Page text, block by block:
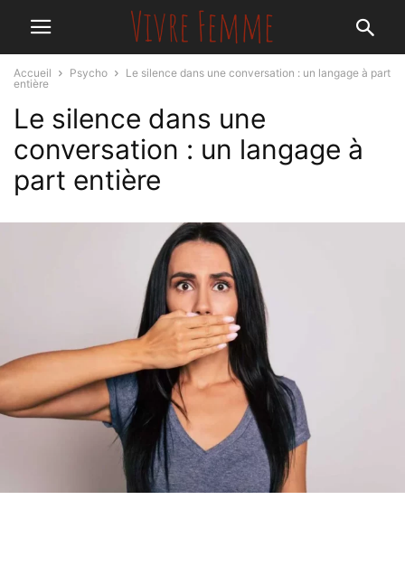
Accueil Psycho
Le silence dans une conversation : un langage à part
entière
Le silence dans une
conversation : un langage à
part entière